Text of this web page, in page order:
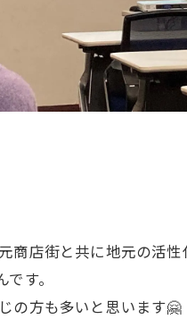
店街と共に地元の活
す。
の方も多いと思います🤗